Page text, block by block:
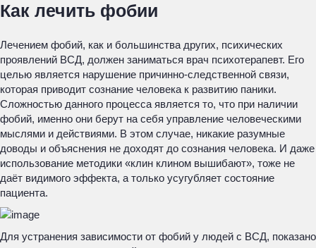
Как лечить фобии
Лечением фобий, как и большинства других, психических
проявлений ВСД, должен заниматься врач психотерапевт. Его
целью является нарушение причинно-следственной связи,
которая приводит сознание человека к развитию паники.
Сложностью данного процесса является то, что при наличии
фобий, именно они берут на себя управление человеческими
мыслями и действиями. В этом случае, никакие разумные
доводы и объяснения не доходят до сознания человека. И даже
использование методики «клин клином вышибают», тоже не
даёт видимого эффекта, а только усугубляет состояние
пациента.
Для устранения зависимости от фобий у людей с ВСД, показано